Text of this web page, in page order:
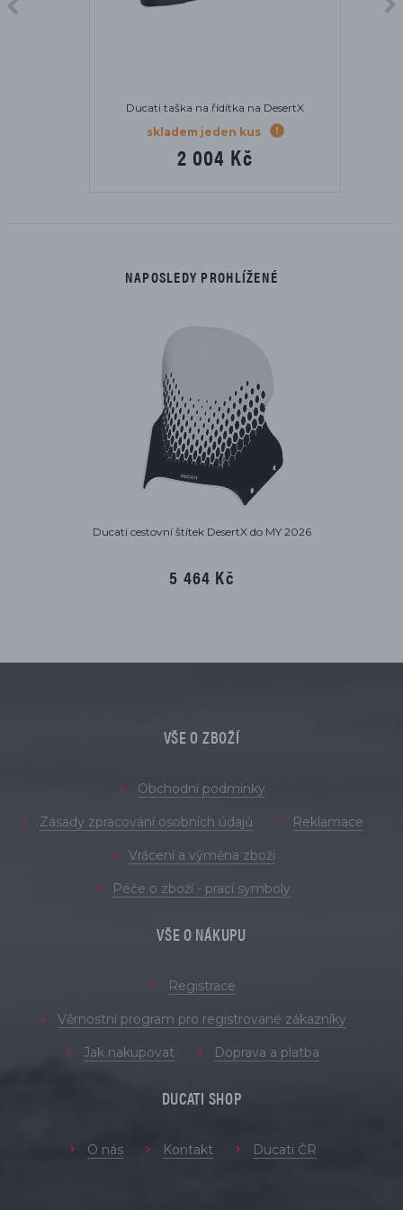
Ducati taška na řídítka na DesertX
skladem jeden kus
2 004 Kč
NAPOSLEDY PROHLÍŽENÉ
Ducati cestovní štítek DesertX do MY 2026
5 464 Kč
VŠE O ZBOŽÍ
Obchodní podmínky
Zásady zpracování osobních údajů Reklamace
Vrácení a výměna zboží
Péče o zboží - prací symboly
VŠE O NÁKUPU
Registrace
Věrnostní program pro registrované zákazníky
Jak nakupovat Doprava a platba
DUCATI SHOP
O nás Kontakt Ducati ČR